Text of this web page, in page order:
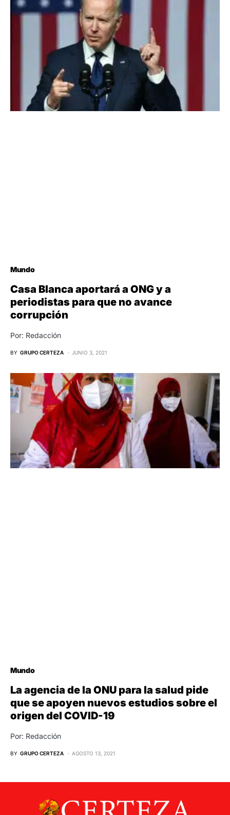
Mundo
Casa Blanca aportará a ONG y a
periodistas para que no avance
corrupción
Por: Redacción
BY GRUPO CERTEZA JUNIO 3, 2021
Mundo
La agencia de la ONU para la salud pide
que se apoyen nuevos estudios sobre el
origen del COVID-19
Por: Redacción
BY GRUPO CERTEZA AGOSTO 13, 2021